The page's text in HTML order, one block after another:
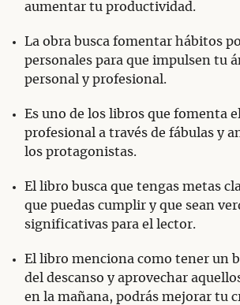
aumentar tu productividad.
La obra busca fomentar hábitos
personales para que impulsen tu
personal y profesional.
Es uno de los libros que fomenta
profesional a través de fábulas y
los protagonistas.
El libro busca que tengas metas
que puedas cumplir y que sean
significativas para el lector.
El libro menciona como tener un
del descanso y aprovechar
en la mañana, podrás mejorar tu